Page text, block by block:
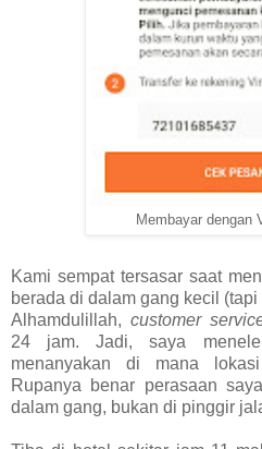
Membayar dengan
Kami sempat tersasar saat
berada di dalam gang kecil
Alhamdulillah, customer
24 jam. Jadi, saya
menanyakan di mana
Rupanya benar perasaan
dalam gang, bukan di pinggir